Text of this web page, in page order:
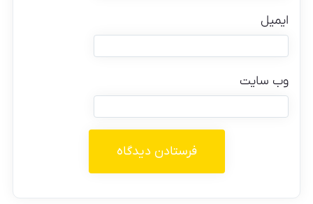
ایمیل
وب‌ سایت